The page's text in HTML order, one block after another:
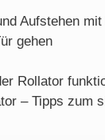
Aufstehen
gehen
Rollator
– Tipps zum